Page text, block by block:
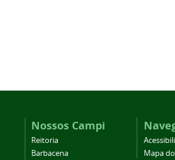
Nossos Campi
Reitoria
Barbacena
Mapa